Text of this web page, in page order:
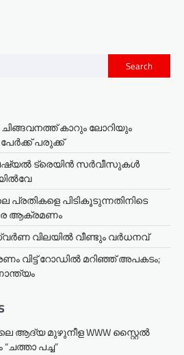
Search
കാറും ലോറിയും
പേർക്ക് പരുക്ക്
ട്രെയിൻ സർവീസുകൾ
പ്രതികളെ പിടികൂടുന്നതിനിടെ
ആക്രമണം
വിലയിൽ വീണ്ടും വർധനവ്
വിട്ട് റോഡില്‍ മറിഞ്ഞ് അപകടം;
ആദ്യ മുഴുനീള WWW സ്റ്റൈൽ
പച്ച”